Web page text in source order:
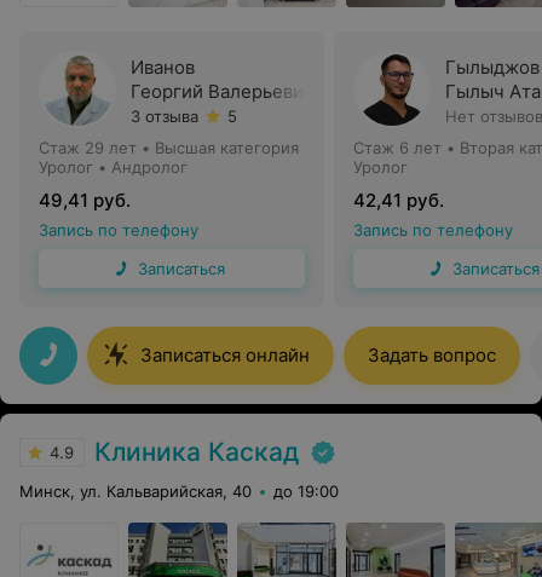
Иванов
Георгий Валерьевич
3 отзыва
5
Стаж 29 лет • Высшая категория
Уролог • Андролог
49,41 руб.
Запись по телефону
Записаться
Гылыджов
Гылыч
Нет отзывов
Стаж 6 лет • Вторая
Уролог
42,41 руб.
Запись по телефону
Записаться
Записаться онлайн Задать вопрос
4.9 Клиника Каскад
Минск, ул. Кальварийская, 40 до 19:00